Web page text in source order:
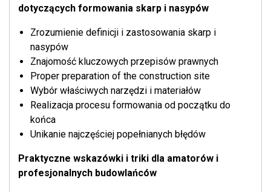
dotyczących formowania skarp i nasypów
Zrozumienie definicji i zastosowania skarp i
nasypów
Znajomość kluczowych przepisów prawnych
Proper preparation of the construction site
Wybór właściwych narzędzi i materiałów
Realizacja procesu formowania od początku do
końca
Unikanie najczęściej popełnianych błędów
Praktyczne wskazówki i triki dla amatorów i
profesjonalnych budowlańców